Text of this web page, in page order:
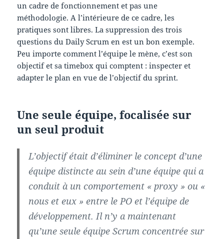
un cadre de fonctionnement et pas une
méthodologie. A l’intérieure de ce cadre, les
pratiques sont libres. La suppression des trois
questions du Daily Scrum en est un bon exemple.
Peu importe comment l’équipe le mène, c’est son
objectif et sa timebox qui comptent : inspecter et
adapter le plan en vue de l’objectif du sprint.
Une seule équipe, focalisée sur
un seul produit
L’objectif était d’éliminer le concept d’une
équipe distincte au sein d’une équipe qui a
conduit à un comportement « proxy » ou «
nous et eux » entre le PO et l’équipe de
développement. Il n’y a maintenant
qu’une seule équipe Scrum concentrée sur